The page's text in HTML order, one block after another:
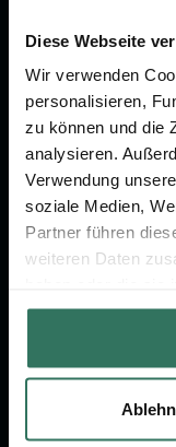
Diese Webseite
Wir verwenden
personalisieren,
zu können und die
analysieren.
Verwendung
soziale Medien,
Partner führen
weiteren Daten
gesammelt haben.
FÜR SIE
Vergleich
Ratgeber
Verzeichnis